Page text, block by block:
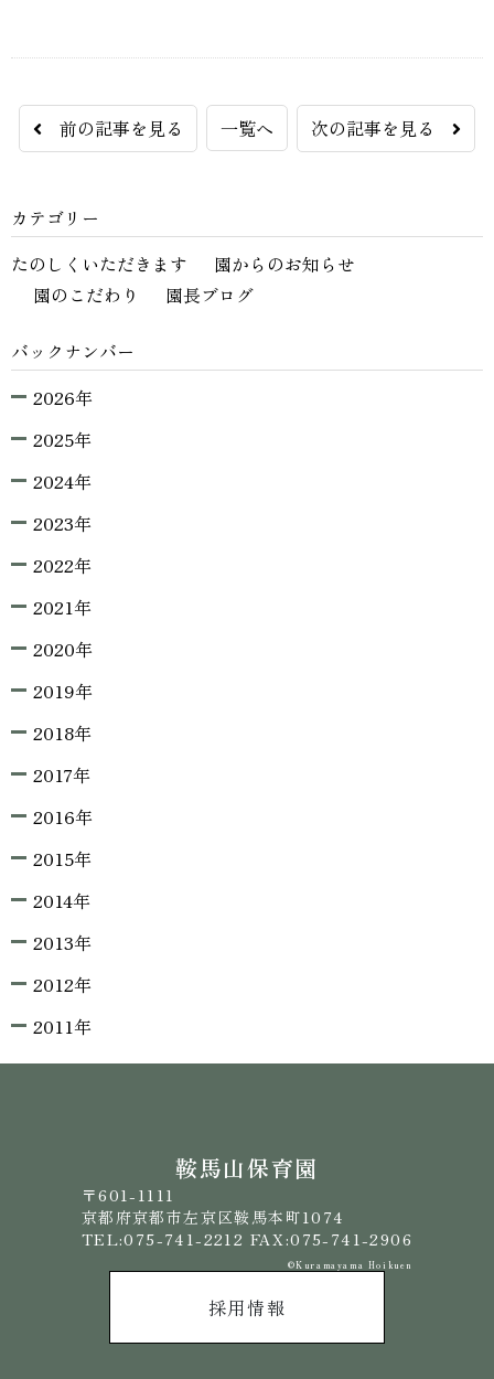
前の記事を見る 一覧へ 次の記事を見る
カテゴリー
たのしくいただきます
園からのお知らせ
園のこだわり
園長ブログ
バックナンバー
2026年
2025年
2024年
2023年
2022年
2021年
2020年
2019年
2018年
2017年
2016年
2015年
2014年
2013年
2012年
2011年
鞍馬山保育園
〒601-1111
京都府京都市左京区鞍馬本町1074
TEL:075-741-2212 FAX:075-741-2906
©️Kuramayama Hoikuen
採用情報